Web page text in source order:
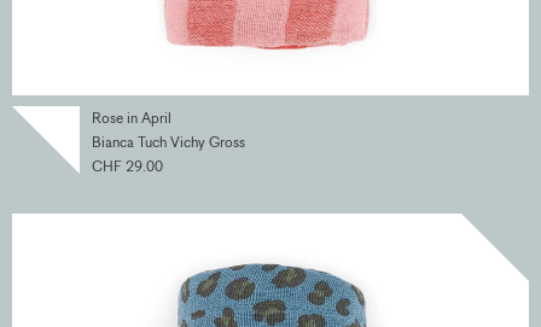
Rose in April
Bianca Tuch Vichy Gross
CHF 29.00